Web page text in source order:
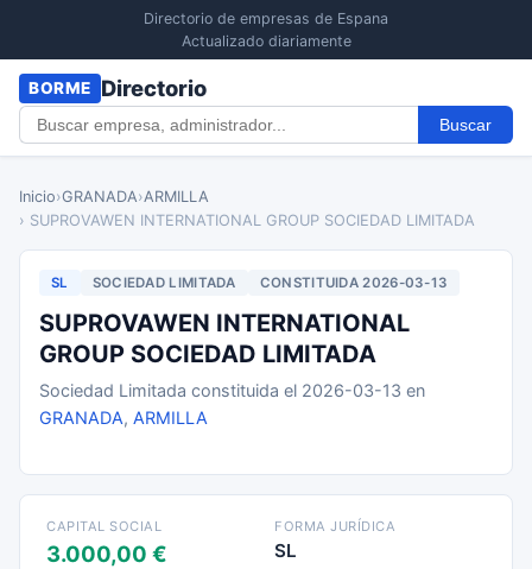
Directorio de empresas de Espana
Actualizado diariamente
BORME Directorio
Buscar
Inicio›GRANADA›ARMILLA
› SUPROVAWEN INTERNATIONAL GROUP SOCIEDAD LIMITADA
SL SOCIEDAD LIMITADA CONSTITUIDA 2026-03-13
SUPROVAWEN INTERNATIONAL
GROUP SOCIEDAD LIMITADA
Sociedad Limitada constituida el 2026-03-13 en
GRANADA, ARMILLA
CAPITAL SOCIAL
3.000,00 €
FORMA JURÍDICA
SL